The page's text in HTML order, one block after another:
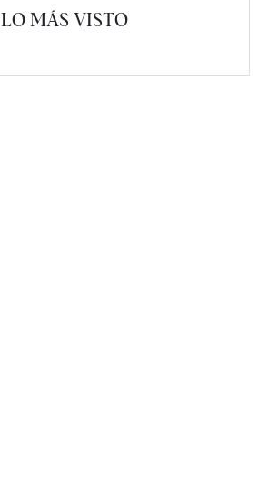
LO MÁS VISTO